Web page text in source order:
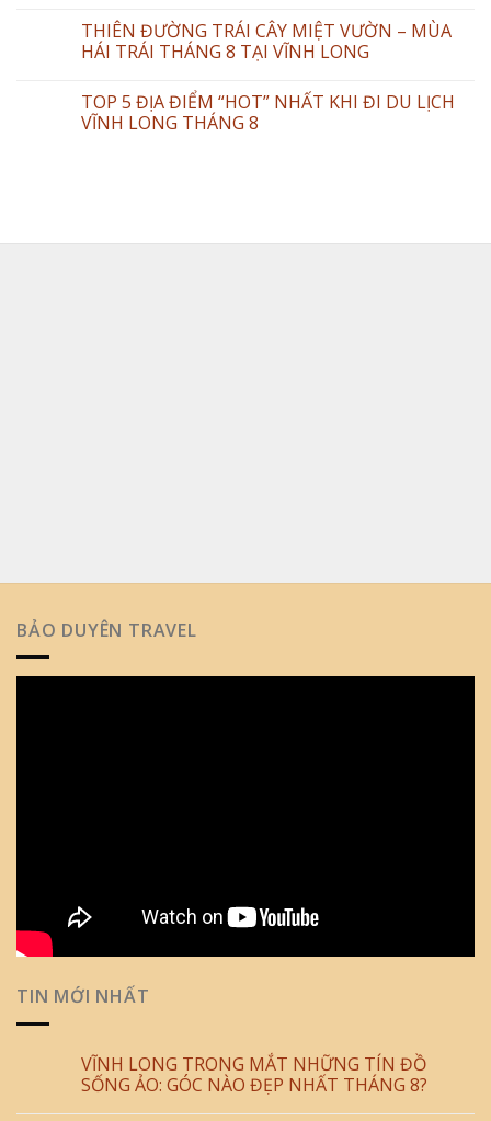
THIÊN ĐƯỜNG TRÁI CÂY MIỆT VƯỜN – MÙA
HÁI TRÁI THÁNG 8 TẠI VĨNH LONG
TOP 5 ĐỊA ĐIỂM “HOT” NHẤT KHI ĐI DU LỊCH
VĨNH LONG THÁNG 8
BẢO DUYÊN TRAVEL
TIN MỚI NHẤT
VĨNH LONG TRONG MẮT NHỮNG TÍN ĐỒ
SỐNG ẢO: GÓC NÀO ĐẸP NHẤT THÁNG 8?